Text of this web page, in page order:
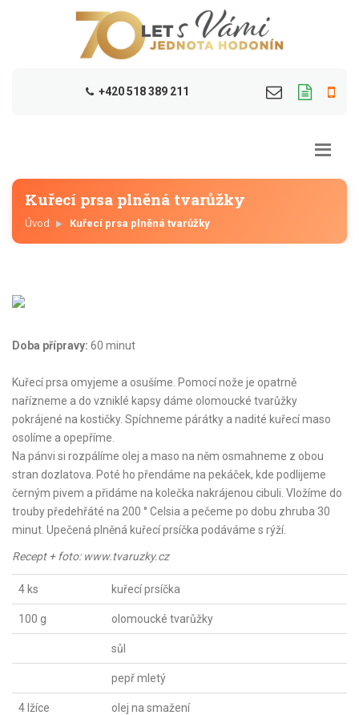
+420 518 389 211
Kuřecí prsa plněná tvarůžky
Úvod Kuřecí prsa plněná tvarůžky
Doba přípravy: 60 minut
Kuřecí prsa omyjeme a osušíme. Pomocí nože je opatrně
nařízneme a do vzniklé kapsy dáme olomoucké tvarůžky
pokrájené na kostičky. Spíchneme párátky a nadité kuřecí maso
osolíme a opepříme.
Na pánvi si rozpálíme olej a maso na něm osmahneme z obou
stran dozlatova. Poté ho přendáme na pekáček, kde podlijeme
černým pivem a přidáme na kolečka nakrájenou cibuli. Vložíme do
trouby předehřáté na 200 ° Celsia a pečeme po dobu zhruba 30
minut. Upečená plněná kuřecí prsíčka podáváme s rýží.
Recept + foto: www.tvaruzky.cz
4 ks kuřecí prsíčka
100 g olomoucké tvarůžky
sůl
pepř mletý
4 lžíce olej na smažení